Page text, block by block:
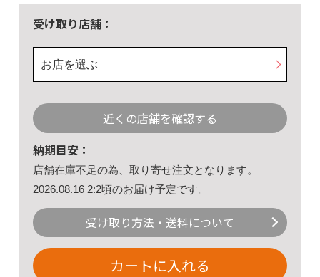
受け取り店舗：
お店を選ぶ
近くの店舗を確認する
納期目安：
店舗在庫不足の為、取り寄せ注文となります。
2026.08.16 2:2頃のお届け予定です。
受け取り方法・送料について
カートに入れる